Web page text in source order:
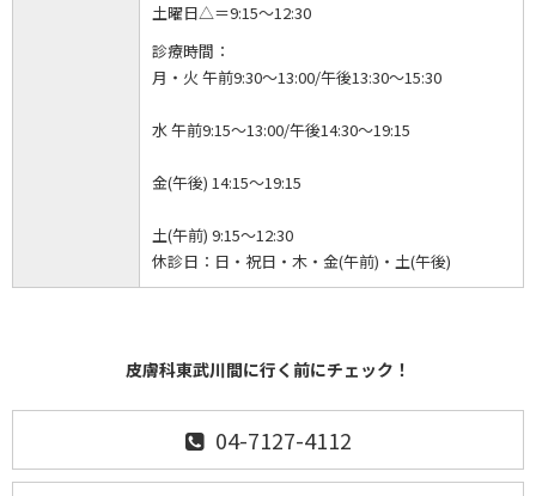
土曜日△＝9:15～12:30
診療時間：
月・火 午前9:30～13:00/午後13:30～15:30
水 午前9:15～13:00/午後14:30～19:15
金(午後) 14:15～19:15
土(午前) 9:15～12:30
休診日： 日・祝日・木・金(午前)・土(午後)
皮膚科東武川間に行く前にチェック！
04-7127-4112